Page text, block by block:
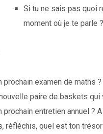
Si tu ne sais pas quoi
moment où je te parle
prochain examen de maths ?
paire de baskets qui
prochain entretien annuel ?
réfléchis, quel est ton trésor